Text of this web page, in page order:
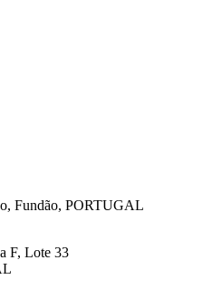
Fundão, PORTUGAL
F, Lote 33